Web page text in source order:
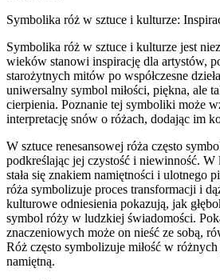
Symbolika róż w sztuce i kulturze:
Symbolika róż w sztuce i kulturze jest
wieków stanowi inspirację dla artystów,
starożytnych mitów po współczesne
uniwersalny symbol miłości, piękna, ale
cierpienia. Poznanie tej symboliki może
interpretację snów o różach, dodając im
W sztuce renesansowej róża często
podkreślając jej czystość i niewinność. W
stała się znakiem namiętności i ulotnego
róża symbolizuje proces transformacji i
kulturowe odniesienia pokazują, jak
symbol róży w ludzkiej świadomości.
znaczeniowych może on nieść ze sobą,
Róż często symbolizuje miłość w
namiętną.